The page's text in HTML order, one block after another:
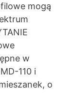
mogą
w
110 i
o